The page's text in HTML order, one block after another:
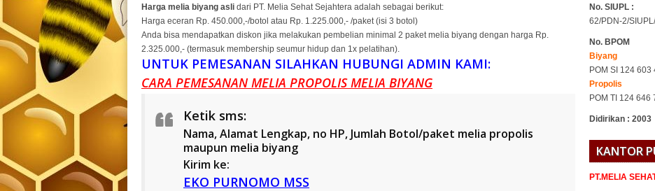
Harga melia biyang asli dari PT. Melia Sehat Sejahtera adalah sebagai berikut:
Harga eceran Rp. 450.000,-/botol atau Rp. 1.225.000,- /paket (isi 3 botol)
Anda bisa mendapatkan diskon jika melakukan pembelian minimal 2 paket melia biyang dengan harga Rp.
2.325.000,- (termasuk membership seumur hidup dan 1x pelatihan).
UNTUK PEMESANAN SILAHKAN HUBUNGI ADMIN KAMI:
CARA PEMESANAN MELIA PROPOLIS MELIA BIYANG
Ketik sms:
Nama, Alamat Lengkap, no HP, Jumlah Botol/paket melia propolis
maupun melia biyang
Kirim ke:
EKO PURNOMO MSS
No. SIUPL :
62/PDN-2/
No. BPOM
Biyang
POM SI 124 603
Propolis
POM TI 124 646
Didirikan : 2003
KANTOR
PT.MELIA